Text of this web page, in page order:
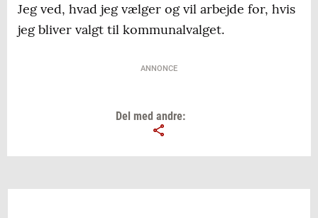
Jeg ved, hvad jeg vælger og vil arbejde for, hvis
jeg bliver valgt til kommunalvalget.
ANNONCE
Del med andre: